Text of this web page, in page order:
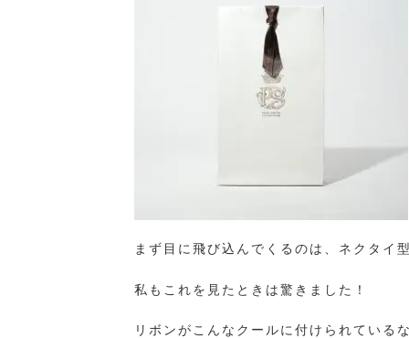
まず目に飛び込んでくるのは、ネクタイ
私もこれを見たときは驚きました！
リボンがこんなクールに付けられている